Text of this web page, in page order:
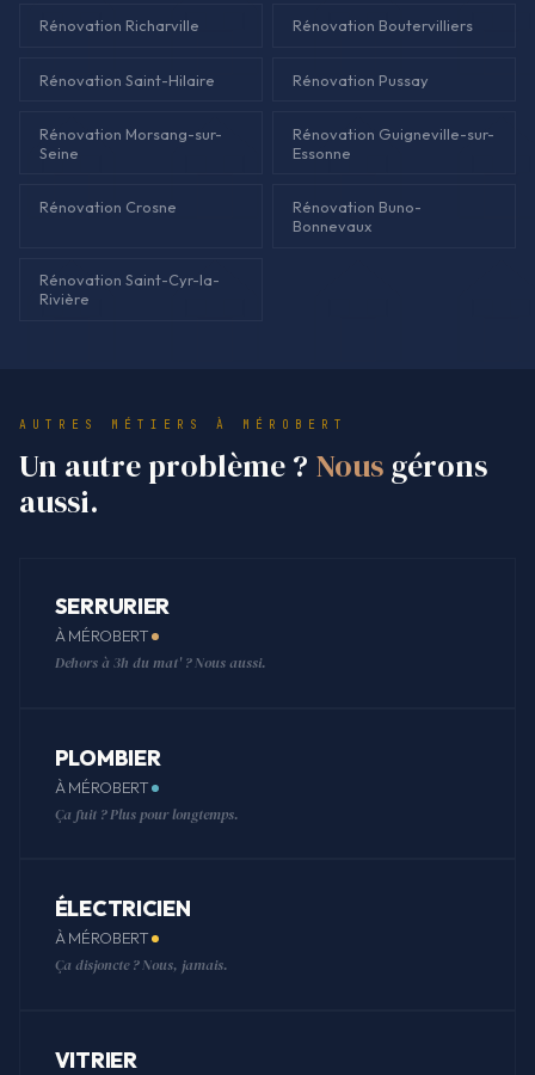
Rénovation Richarville Rénovation Boutervilliers
Rénovation Saint-Hilaire Rénovation Pussay
Rénovation Morsang-sur-
Seine
Rénovation Guigneville-sur-
Essonne
Rénovation Crosne
Rénovation Buno-
Bonnevaux
Rénovation Saint-Cyr-la-
Rivière
AUTRES MÉTIERS À MÉROBERT
Un autre problème ? Nous gérons
aussi.
SERRURIER
À MÉROBERT
Dehors à 3h du mat' ? Nous aussi.
PLOMBIER
À MÉROBERT
Ça fuit ? Plus pour longtemps.
ÉLECTRICIEN
À MÉROBERT
Ça disjoncte ? Nous, jamais.
VITRIER